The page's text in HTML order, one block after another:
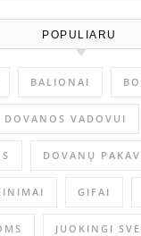
POPULIARU
BALIONAI
DOVANOS VADOVUI
DOVANŲ
GIFAI
JUOKINGI